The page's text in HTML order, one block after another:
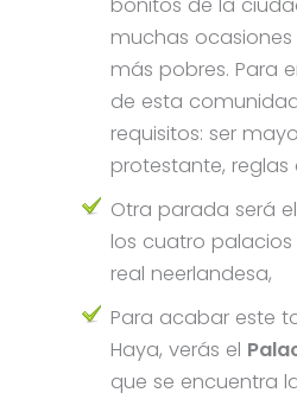
bonitos de la
muchas
más pobres. Para
de esta
requisitos: ser
protestante, reglas
Otra parada será el
los cuatro
real neerlandesa,
Para acabar este
Haya, verás el
que se encuentra